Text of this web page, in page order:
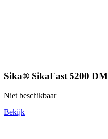
Sika® SikaFast 5200 DM
Niet beschikbaar
Bekijk